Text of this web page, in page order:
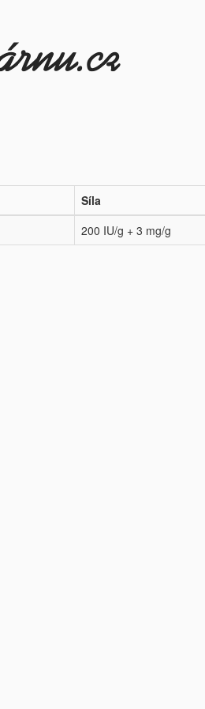
Síla
200 IU/g + 3 mg/g